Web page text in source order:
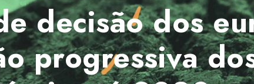
decisão dos
progressiva